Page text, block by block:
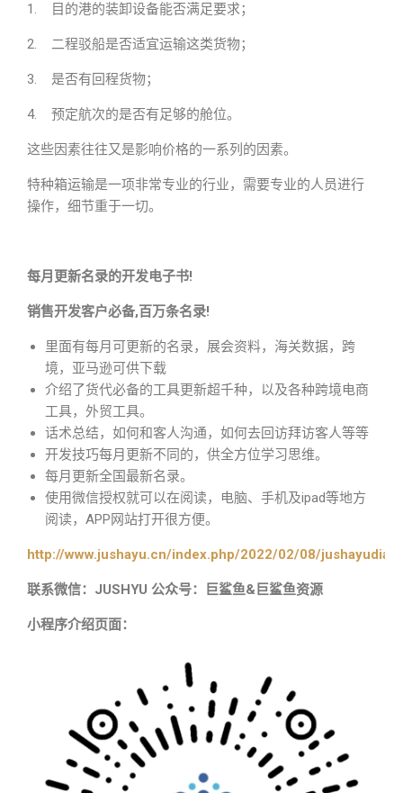
1. 目的港的装卸设备能否满足要求；
2. 二程驳船是否适宜运输这类货物；
3. 是否有回程货物；
4. 预定航次的是否有足够的舱位。
这些因素往往又是影响价格的一系列的因素。
特种箱运输是一项非常专业的行业，需要专业的人员进行
操作，细节重于一切。
每月更新名录的开发电子书!
销售开发客户必备,百万条名录!
里面有每月可更新的名录，展会资料，海关数据，跨
境，亚马逊可供下载
介绍了货代必备的工具更新超千种，以及各种跨境电商
工具，外贸工具。
话术总结，如何和客人沟通，如何去回访拜访客人等等
开发技巧每月更新不同的，供全方位学习思维。
每月更新全国最新名录。
使用微信授权就可以在阅读，电脑、手机及ipad等地方
阅读，APP网站打开很方便。
http://www.jushayu.cn/index.php/2022/02/08/
联系微信：JUSHYU 公众号：巨鲨鱼&巨鲨鱼资源
小程序介绍页面：